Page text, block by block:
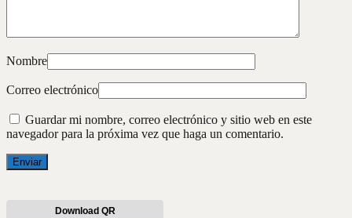
Nombre
Correo electrónico
Guardar mi nombre, correo electrónico y sitio web en este
navegador para la próxima vez que haga un comentario.
Download QR